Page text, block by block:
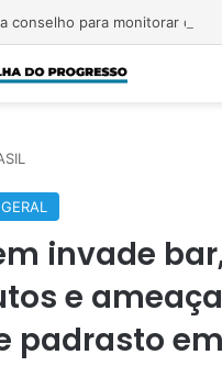
GERAL
invade
e
padrasto